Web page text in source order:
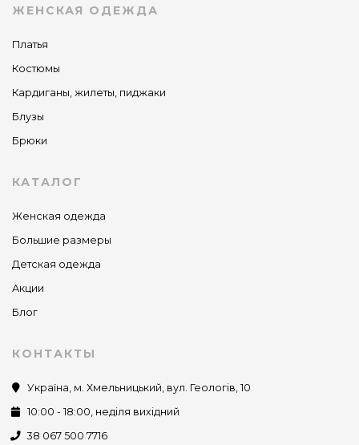
ЖЕНСКАЯ ОДЕЖДА
Платья
Костюмы
Кардиганы, жилеты, пиджаки
Блузы
Брюки
КАТАЛОГ
Женская одежда
Большие размеры
Детская одежда
Акции
Блог
КОНТАКТЫ
Україна, м. Хмельницький, вул. Геологів, 10
10:00 - 18:00, неділя вихідний
38 067 500 7716